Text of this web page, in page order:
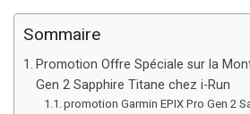
Sommaire
Promotion Offre Spéciale sur la
Gen 2 Sapphire Titane chez i-Run
promotion Garmin EPIX Pro Gen 2